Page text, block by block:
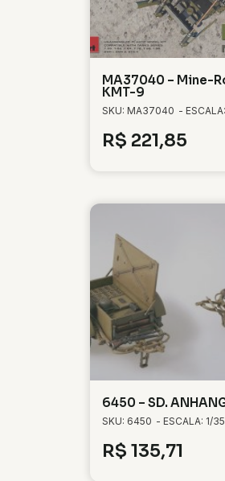
MA37040 – Mine-
KMT-9
SKU: MA37040 -
R$ 221,85
6450 – SD.
SKU: 6450 - ESCALA: 1/35
R$ 135,71